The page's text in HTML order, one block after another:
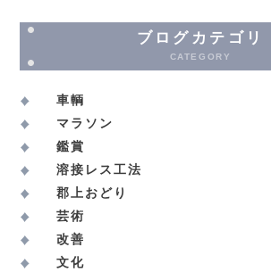
ブログカテゴリ
CATEGORY
車輌
マラソン
鑑賞
溶接レス工法
郡上おどり
芸術
改善
文化